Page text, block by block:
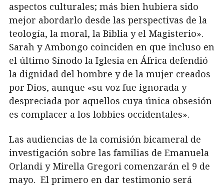
aspectos culturales; más bien hubiera sido
mejor abordarlo desde las perspectivas de la
teología, la moral, la Biblia y el Magisterio».
Sarah y Ambongo coinciden en que incluso en
el último Sínodo la Iglesia en África defendió
la dignidad del hombre y de la mujer creados
por Dios, aunque «su voz fue ignorada y
despreciada por aquellos cuya única obsesión
es complacer a los lobbies occidentales».
Las audiencias de la comisión bicameral de
investigación sobre las familias de Emanuela
Orlandi y Mirella Gregori comenzarán el 9 de
mayo. El primero en dar testimonio será